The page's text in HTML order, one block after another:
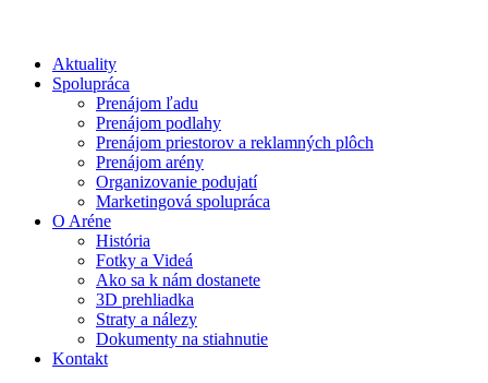
Aktuality
Spolupráca
Prenájom ľadu
Prenájom podlahy
Prenájom priestorov a reklamných plôch
Prenájom arény
Organizovanie podujatí
Marketingová spolupráca
O Aréne
História
Fotky a Videá
Ako sa k nám dostanete
3D prehliadka
Straty a nálezy
Dokumenty na stiahnutie
Kontakt